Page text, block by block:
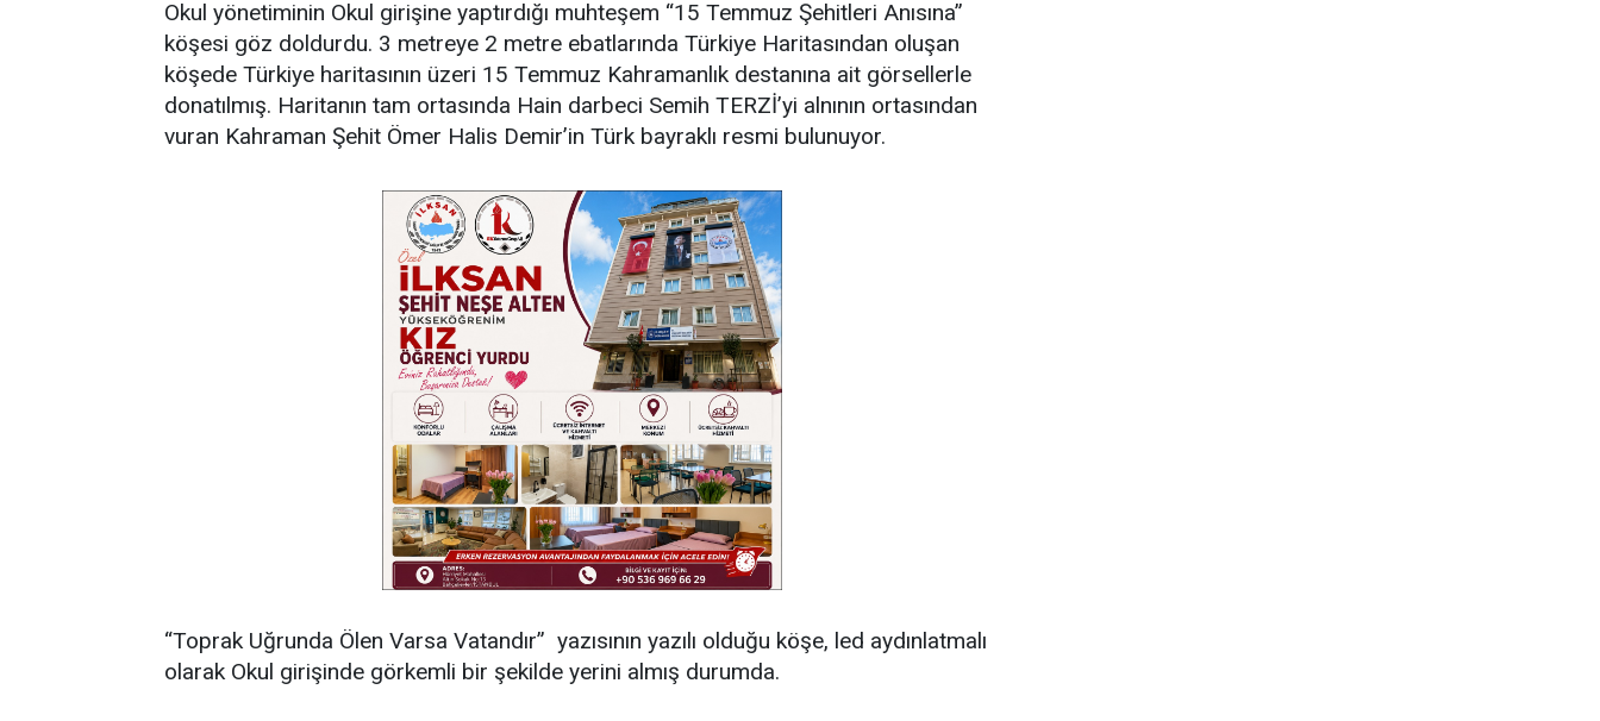
Okul yönetiminin Okul girişine yaptırdığı muhteşem “15 Temmuz Şehitleri Anısına”
köşesi göz doldurdu. 3 metreye 2 metre ebatlarında Türkiye Haritasından oluşan
köşede Türkiye haritasının üzeri 15 Temmuz Kahramanlık destanına ait görsellerle
donatılmış. Haritanın tam ortasında Hain darbeci Semih TERZİ’yi alnının ortasından
vuran Kahraman Şehit Ömer Halis Demir’in Türk bayraklı resmi bulunuyor.
“Toprak Uğrunda Ölen Varsa Vatandır” yazısının yazılı olduğu köşe, led aydınlatmalı
olarak Okul girişinde görkemli bir şekilde yerini almış durumda.